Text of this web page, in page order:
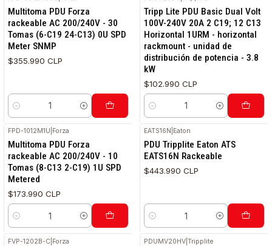
Multitoma PDU Forza
rackeable AC 200/240V - 30
Tomas (6-C19 24-C13) 0U SPD
Meter SNMP
$355.990 CLP
Cantidad
Tripp Lite PDU Basic Dual Volt
100V-240V 20A 2 C19; 12 C13
Horizontal 1URM - horizontal
rackmount - unidad de
distribución de potencia - 3.8
kW
$102.990 CLP
Cantidad
FPD-1012M1U Forza
Multitoma PDU Forza
rackeable AC 200/240V - 10
Tomas (8-C13 2-C19) 1U SPD
Metered
$173.990 CLP
Cantidad
EATS16N Eaton
PDU Tripplite Eaton ATS
EATS16N Rackeable
$443.990 CLP
Cantidad
FVP-1202B-C Forza PDUMV20HV |Tripplite